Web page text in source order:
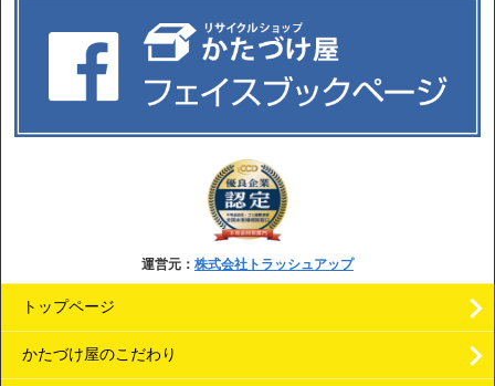
運営元： 株式会社トラッシュアップ
トップページ
かたづけ屋のこだわり